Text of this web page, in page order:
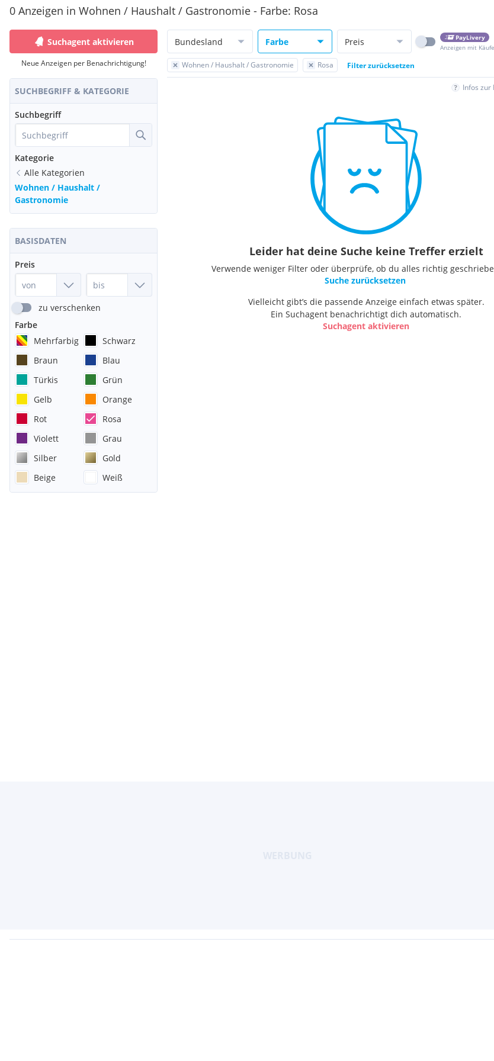
0 Anzeigen in Wohnen / Haushalt / Gastronomie - Farbe: Rosa
Suchagent aktivieren
Neue Anzeigen per Benachrichtigung!
SUCHBEGRIFF & KATEGORIE
Suchbegriff
Kategorie
Alle Kategorien
Wohnen / Haushalt /
Gastronomie
BASISDATEN
Preis
zu verschenken
Farbe
Mehrfarbig
Schwarz
Braun
Blau
Türkis
Grün
Gelb
Orange
Rot
Rosa
Violett
Grau
Silber
Gold
Beige
Weiß
Bundesland Farbe Preis
PayLivery
Anzeigen mit
Wohnen / Haushalt / Gastronomie Rosa Filter zurücksetzen
Infos zur
Leider hat deine Suche keine Treffer erzielt
Verwende weniger Filter oder überprüfe, ob du alles richtig
Suche zurücksetzen
Vielleicht gibt’s die passende Anzeige einfach etwas später.
Ein Suchagent benachrichtigt dich automatisch.
Suchagent aktivieren